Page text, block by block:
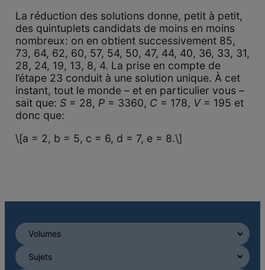
La réduction des solutions donne, petit à petit,
des quintuplets candidats de moins en moins
nombreux: on en obtient successivement 85,
73, 64, 62, 60, 57, 54, 50, 47, 44, 40, 36, 33, 31,
28, 24, 19, 13, 8, 4. La prise en compte de
l’étape 23 conduit à une solution unique. À cet
instant, tout le monde – et en particulier vous –
sait que: S= 28, P= 3360, C= 178, V= 195 et
donc que:
\[a = 2, b = 5, c = 6, d = 7, e = 8.\]